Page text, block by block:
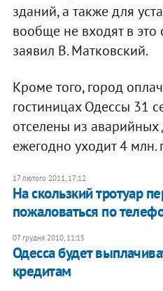
зданий, а также для
вообще не входят в это
заявил В. Матковский.
Кроме того, город
гостиницах Одессы 31
отселены из аварийных
ежегодно уходит 4 млн.
17 лютого 2011, 17:12
На скользкий тротуар
пожаловаться по
07 грудня 2010, 11:15
Одесса будет
кредитам